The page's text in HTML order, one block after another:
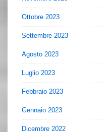
Ottobre 2023
Settembre 2023
Agosto 2023
Luglio 2023
Febbraio 2023
Gennaio 2023
Dicembre 2022